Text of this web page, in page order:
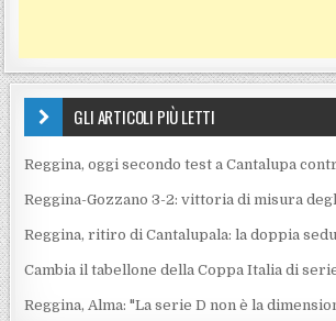
GLI ARTICOLI PIÙ LETTI
Reggina, oggi secondo test a Cantalupa
Reggina-Gozzano 3-2: vittoria di misura
Reggina, ritiro di Cantalupala: la doppia
Cambia il tabellone della Coppa Italia di
Reggina, Alma: "La serie D non è la